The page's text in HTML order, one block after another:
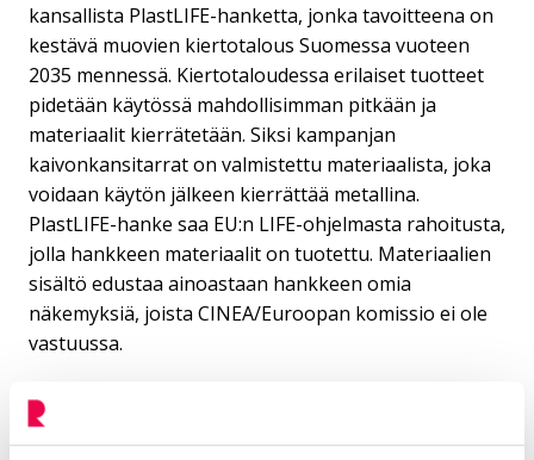
kansallista PlastLIFE-hanketta, jonka tavoitteena on
kestävä muovien kiertotalous Suomessa vuoteen
2035 mennessä. Kiertotaloudessa erilaiset tuotteet
pidetään käytössä mahdollisimman pitkään ja
materiaalit kierrätetään. Siksi kampanjan
kaivonkansitarrat on valmistettu materiaalista, joka
voidaan käytön jälkeen kierrättää metallina.
PlastLIFE-hanke saa EU:n LIFE-ohjelmasta rahoitusta,
jolla hankkeen materiaalit on tuotettu. Materiaalien
sisältö edustaa ainoastaan hankkeen omia
näkemyksiä, joista CINEA/Euroopan komissio ei ole
vastuussa.
verkkosivuilta